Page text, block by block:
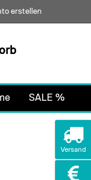
erstellen
SALE %
Versand